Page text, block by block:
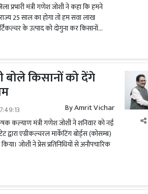
प्रभारी मंत्री गणेश जोशी ने कहा कि हमने
25 साल का होगा तो हम सवा लाख
के उत्पाद को दोगुना कर किसानों...
बोले किसानों को देंगे
ByAmrit Vichar
कल्याण मंत्री गणेश जोशी ने शनिवार को नई
एग्रीकल्चरल मार्केटिंग बोर्ड्स (कोसम्ब)
जोशी ने प्रेस प्रतिनिधियों से अनौपचारिक